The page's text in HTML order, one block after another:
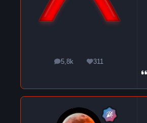
5,8k
messages311
Réputation